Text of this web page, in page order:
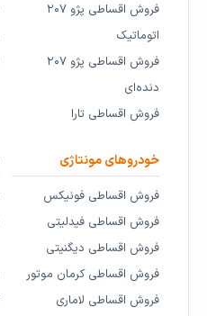
فروش اقساطی پژو ۲۰۷
اتوماتیک
فروش اقساطی پژو ۲۰۷
دنده‌ای
فروش اقساطی تارا
خودروهای مونتاژی
فروش اقساطی فونیکس
فروش اقساطی فیدلیتی
فروش اقساطی دیگنیتی
فروش اقساطی کرمان موتور
فروش اقساطی لاماری